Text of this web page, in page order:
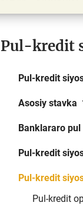
Pul-kredit
Pul-kredit
Asosiy stavka
Banklararo
Pul-kredit
Pul-kredit
Pul-kredit